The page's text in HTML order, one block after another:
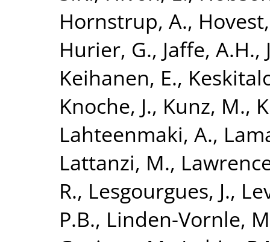
Hornstrup, A.,
Hurier, G., Jaffe, A.H.,
Keihanen, E.,
Knoche, J., Kunz, M.,
Lahteenmaki, A.,
Lattanzi, M.,
R., Lesgourgues, J.,
P.B., Linden-Vornle,